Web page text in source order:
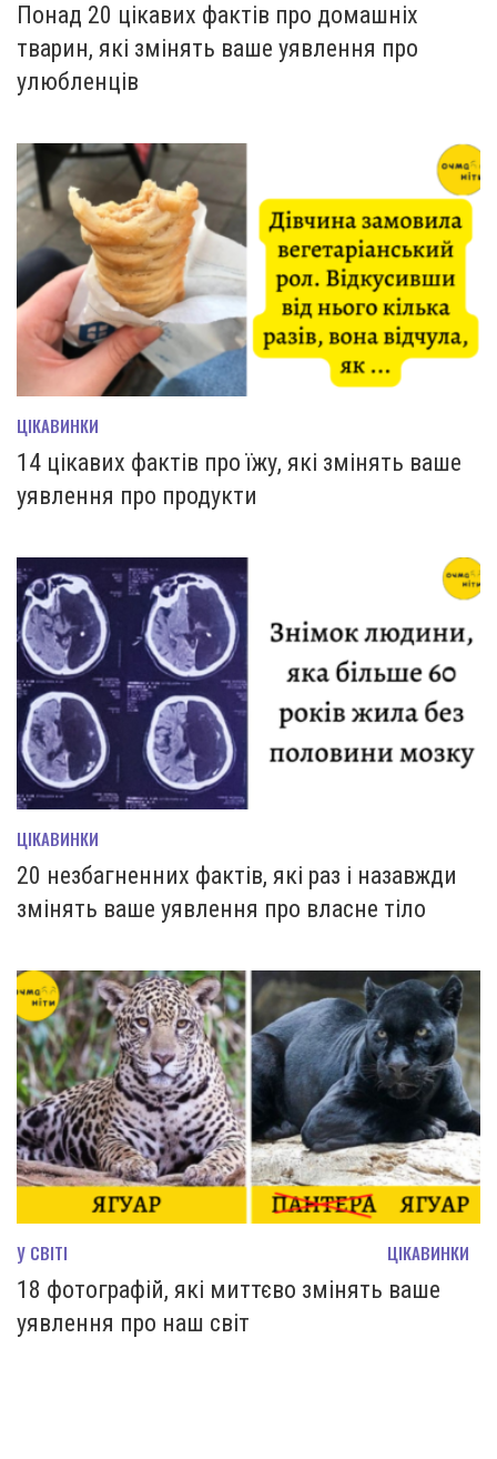
Понад 20 цікавих фактів про домашніх
тварин, які змінять ваше уявлення про
улюбленців
ЦІКАВИНКИ
14 цікавих фактів про їжу, які змінять ваше
уявлення про продукти
ЦІКАВИНКИ
20 незбагненних фактів, які раз і назавжди
змінять ваше уявлення про власне тіло
У СВІТІ ЦІКАВИНКИ
18 фотографій, які миттєво змінять ваше
уявлення про наш світ